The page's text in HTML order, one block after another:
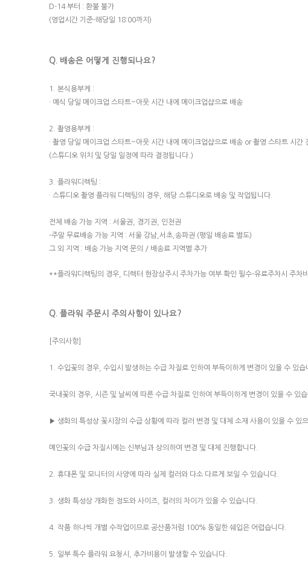
D-14 부터 : 환불 불가
(영업시간 기준-해당일 18:00까지)
Q. 배송은 어떻게 진행되나요?
1. 본식용부케 :
· 예식 당일 메이크업 스타트~아웃 시간 내에 메이크업샵으로 배송
​2. 촬영용부케 :
· 촬영 당일 메이크업 스타트~아웃 시간 내에 메이크업샵으로 배송 or 촬영 스타트 시간
(스튜디오 위치 및 당일 일정에 따라 결정됩니다.)
3. 플라워디렉팅 :
· 스튜디오 촬영 플라워 디렉팅의 경우, 해당 스튜디오로 배송 및 작업됩니다.
전체 ​배송 가능 지역 : 서울권, 경기권, 인천권
-주말 무료배송 가능 지역 : 서울 강남,서초,송파권 (평일 배송료 별도)
그 외 지역 : 배송 가능 지역 문의 / 배송료 지역별 추가
**플라워디렉팅의 경우, 디렉터 현장상주시 주차가능 여부 확인 필수-유료주차시 주차
Q. 플라워 주문시 주의사항이 있나요?
[주의사항]
1. 수입꽃의 경우, 수입시 발생하는 수급 차질로 인하여 부득이하게 변경이 있을 수 있습
국내꽃의 경우, 시즌 및 날씨에 따른 수급 차질로 인하여 부득이하게 변경이 있을 수 있습
▶ 생화의 특성상 꽃시장의 수급 상황에 따라 컬러 변경 및 대체 소재 사용이 있을 수 있
메인꽃의 수급 차질시에는 신부님과 상의하여 변경 및 대체 진행합니다.
2. 휴대폰 및 모니터의 사양에 따라 실제 컬러와 다소 다르게 보일 수 있습니다.
3. 생화 특성상 개화한 정도와 사이즈, 컬러의 차이가 있을 수 있습니다.
4. 작품 하나씩 개별 수작업이므로 공산품처럼 100% 동일한 쉐입은 어렵습니다.
5. 일부 특수 플라워 요청시, 추가비용이 발생할 수 있습니다.